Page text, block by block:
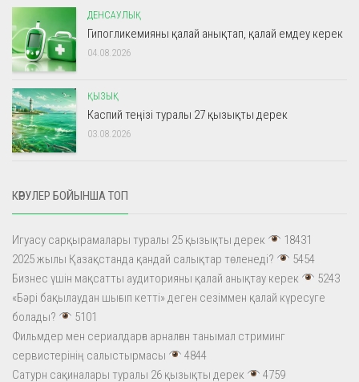
ДЕНСАУЛЫҚ
Гипогликемияны қалай анықтап, қалай емдеу керек
04.08.2026
ҚЫЗЫҚ
Каспий теңізі туралы 27 қызықты дерек
03.08.2026
КӨРУЛЕР БОЙЫНША ТОП
Игуасу сарқырамалары туралы 25 қызықты дерек
18431
2025 жылы Қазақстанда қандай салықтар төленеді?
5454
Бизнес үшін мақсатты аудиторияны қалай анықтау керек
5243
«Бәрі бақылаудан шығып кетті» деген сезіммен қалай күресуге
болады?
5101
Фильмдер мен сериалдарға арналған танымал стриминг
сервистерінің салыстырмасы
4844
Сатурн сақиналары туралы 26 қызықты дерек
4759